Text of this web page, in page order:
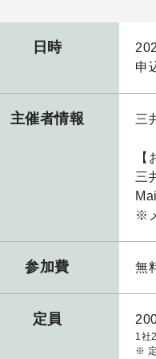
日時
申
主催者情報 三
三
※
参加費 無
定員
1社
※